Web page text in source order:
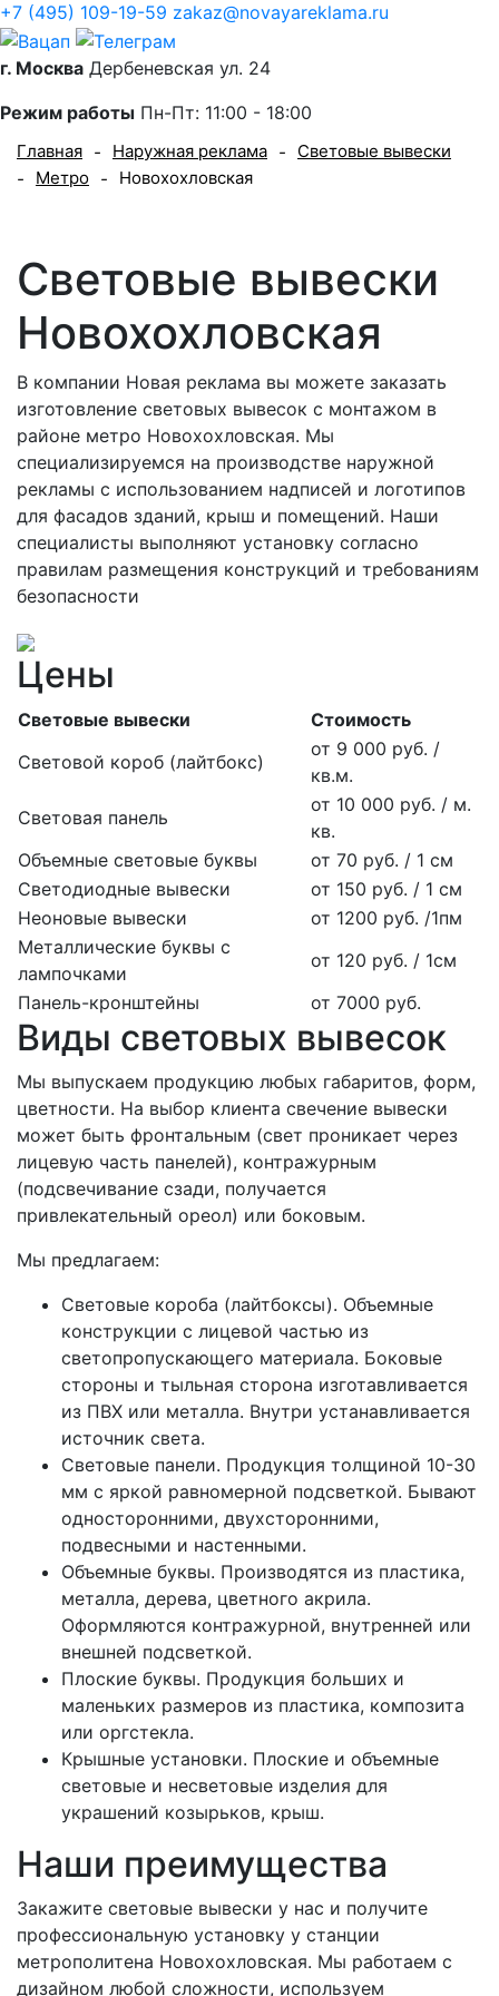
+7 (495) 109-19-59 zakaz@novayareklama.ru
г. Москва Дербеневская ул. 24
Режим работы Пн-Пт: 11:00 - 18:00
Главная - Наружная реклама -
Световые вывески
-
Метро - Новохохловская
Световые вывески
Новохохловская
В компании Новая реклама вы можете заказать
изготовление световых вывесок с монтажом в
районе метро Новохохловская. Мы
специализируемся на производстве наружной
рекламы с использованием надписей и логотипов
для фасадов зданий, крыш и помещений. Наши
специалисты выполняют установку согласно
правилам размещения конструкций и требованиям
безопасности
Цены
Световые вывески
Стоимость
Световой короб (лайтбокс)
от 9 000 руб. /
кв.м.
Световая панель
от 10 000 руб. / м.
кв.
Объемные световые буквы
от 70 руб. / 1 см
Светодиодные вывески
от 150 руб. / 1 см
Неоновые вывески
от 1200 руб. /1пм
Металлические буквы с
лампочками
от 120 руб. / 1см
Панель-кронштейны
от 7000 руб.
Виды световых вывесок
Мы выпускаем продукцию любых габаритов, форм,
цветности. На выбор клиента свечение вывески
может быть фронтальным (свет проникает через
лицевую часть панелей), контражурным
(подсвечивание сзади, получается
привлекательный ореол) или боковым.
Мы предлагаем:
Световые короба (лайтбоксы). Объемные
конструкции с лицевой частью из
светопропускающего материала. Боковые
стороны и тыльная сторона изготавливается
из ПВХ или металла. Внутри устанавливается
источник света.
Световые панели. Продукция толщиной 10-30
мм с яркой равномерной подсветкой. Бывают
односторонними, двухсторонними,
подвесными и настенными.
Объемные буквы. Производятся из пластика,
металла, дерева, цветного акрила.
Оформляются контражурной, внутренней или
внешней подсветкой.
Плоские буквы. Продукция больших и
маленьких размеров из пластика, композита
или оргстекла.
Крышные установки. Плоские и объемные
световые и несветовые изделия для
украшений козырьков, крыш.
Наши преимущества
Закажите световые вывески у нас и получите
профессиональную установку у станции
метрополитена Новохохловская. Мы работаем с
дизайном любой сложности, используем